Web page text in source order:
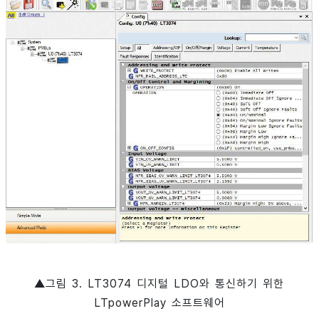
▲그림 3. LT3074 디지털 LDO와 통신하기 위한
LTpowerPlay 소프트웨어